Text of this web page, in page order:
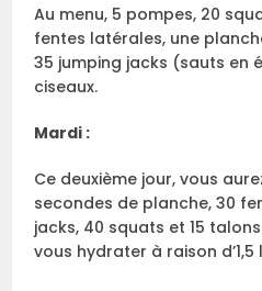
Au menu, 5 pompes, 20
fentes latérales, une
35 jumping jacks (sauts en
ciseaux.
Mardi :
Ce deuxième jour, vous
secondes de planche, 30
jacks, 40 squats et 15
vous hydrater à raison